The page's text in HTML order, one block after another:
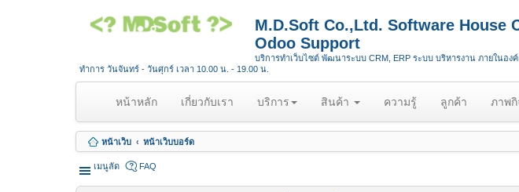
M.D.Soft Co.,Ltd. Software House
Odoo Support
บริการทำเว็บไซต์ พัฒนาระบบ CRM, ERP ระบบ บริหารงาน ภายในอง
ทำการ วันจันทร์ - วันศุกร์ เวลา 10.00 น. - 19.00 น.
หน้าหลัก(
u
r
เกี่ยวกับเรา บริการ สินค้า ความรู้ ลูกค้า ภาพกิ
หน้าเว็บ หน้าเว็บบอร์ด
เมนูลัด FAQ